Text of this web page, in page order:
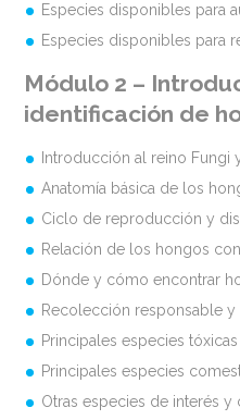
Especies disponibles para
Especies disponibles para
Módulo 2 –
identificación de
Introducción al reino
Anatomía básica de los
Ciclo de reproducción y
Relación de los hongos
Dónde y cómo encontrar
Recolección responsable y
Principales especies
Principales especies
Otras especies de interés